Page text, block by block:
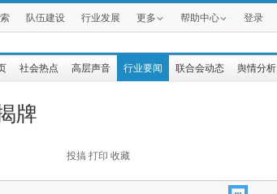
队伍建设 行业发展 更多 帮助中心 登录
社会热点 高层声音 行业要闻 联合会动态 舆情分析
牌
投搞 打印 收藏